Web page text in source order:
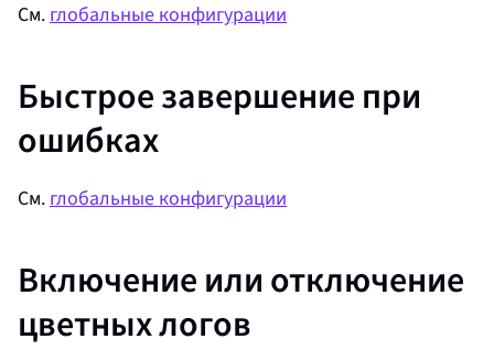
См. глобальные конфигурации
Быстрое завершение при
ошибках
См. глобальные конфигурации
Включение или отключение
цветных логов